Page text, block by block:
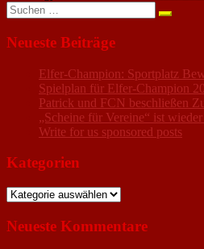
Suchen
nach:
Neueste Beiträge
Elfer-Champion: Sportplatz
Spielplan für Elfer-Champion
Patrick und FCN beschließen
„Scheine für Vereine“ ist
Write for us sponsored posts
Kategorien
Kategorien
Neueste Kommentare